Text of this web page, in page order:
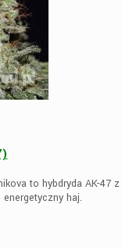
to hybdryda AK-47 z
haj.